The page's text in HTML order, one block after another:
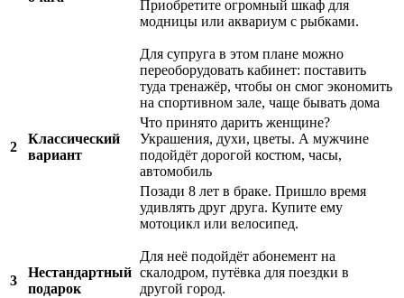
Приобретите огромный шкаф для
модницы или аквариум с рыбками.
Для супруга в этом плане можно
переоборудовать кабинет: поставить
туда тренажёр, чтобы он смог экономить
на спортивном зале, чаще бывать дома
2
Классический
вариант
Что принято дарить женщине?
Украшения, духи, цветы. А мужчине
подойдёт дорогой костюм, часы,
автомобиль
3
Нестандартный
подарок
Позади 8 лет в браке. Пришло время
удивлять друг друга. Купите ему
мотоцикл или велосипед.
Для неё подойдёт абонемент на
скалодром, путёвка для поездки в
другой город.